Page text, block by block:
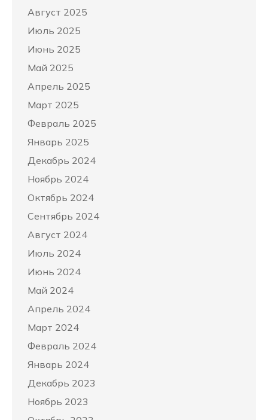
Август 2025
Июль 2025
Июнь 2025
Май 2025
Апрель 2025
Март 2025
Февраль 2025
Январь 2025
Декабрь 2024
Ноябрь 2024
Октябрь 2024
Сентябрь 2024
Август 2024
Июль 2024
Июнь 2024
Май 2024
Апрель 2024
Март 2024
Февраль 2024
Январь 2024
Декабрь 2023
Ноябрь 2023